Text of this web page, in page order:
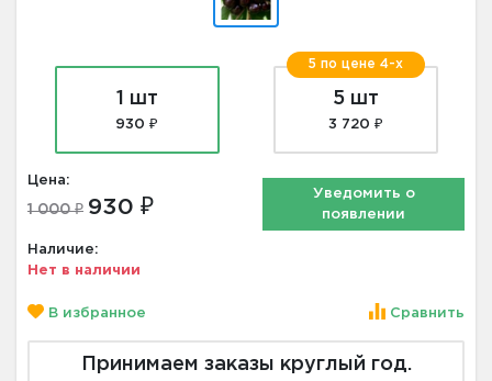
1 шт
930 ₽
5 по цене 4-х
5 шт
3 720 ₽
Цена:
1 000 ₽ 930 ₽
Наличие:
Нет в наличии
Уведомить о
появлении
В избранное Сравнить
Принимаем заказы круглый год.